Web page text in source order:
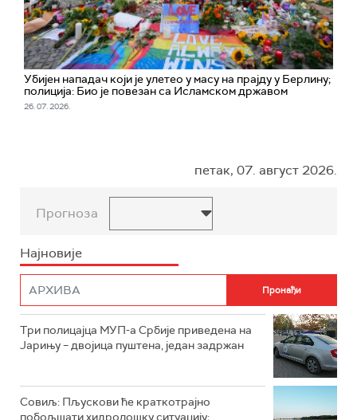
Убијен нападач који је улетео у масу на прајду у Берлину;
полиција: Био је повезан са Исламском државом
26. 07. 2026.
петак, 07. август 2026.
Прогноза
Најновије
Три полицајца МУП-а Србије приведена на
Јарињу – двојица пуштена, један задржан
Совиљ: Пљускови ће краткотрајно
побољшати хидролошку ситуацију;